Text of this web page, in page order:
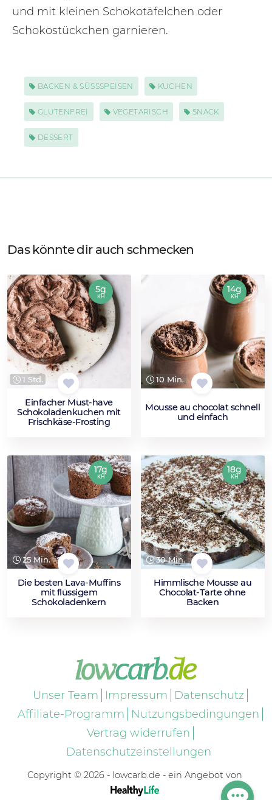
und mit kleinen Schokotäfelchen oder
Schokostückchen garnieren.
BACKEN & SÜSSSPEISEN KUCHEN
GLUTENFREI VEGETARISCH SNACK
DESSERT
Das könnte dir auch schmecken
1 Std.
Einfacher Must-have
Schokoladenkuchen mit
Frischkäse-Frosting
5g
KH
10 Min.
Mousse au chocolat schnell
und einfach
14g
KH
25 Min.
Die besten Lava-Muffins
mit flüssigem
Schokoladenkern
17g
KH
30 Min.
Himmlische Mousse au
Chocolat-Tarte ohne
Backen
18g
KH
Unser Team Impressum
Datenschutz
Affiliate-Programm
Nutzungsbedingungen
Vertrag widerrufen
Datenschutzeinstellungen
Copyright © 2026 - lowcarb.de - ein Angebot von